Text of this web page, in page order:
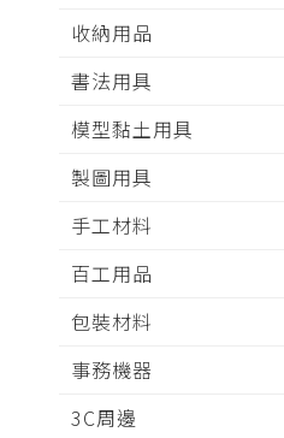
收納用品
書法用具
模型黏土用具
製圖用具
手工材料
百工用品
包裝材料
事務機器
3C周邊